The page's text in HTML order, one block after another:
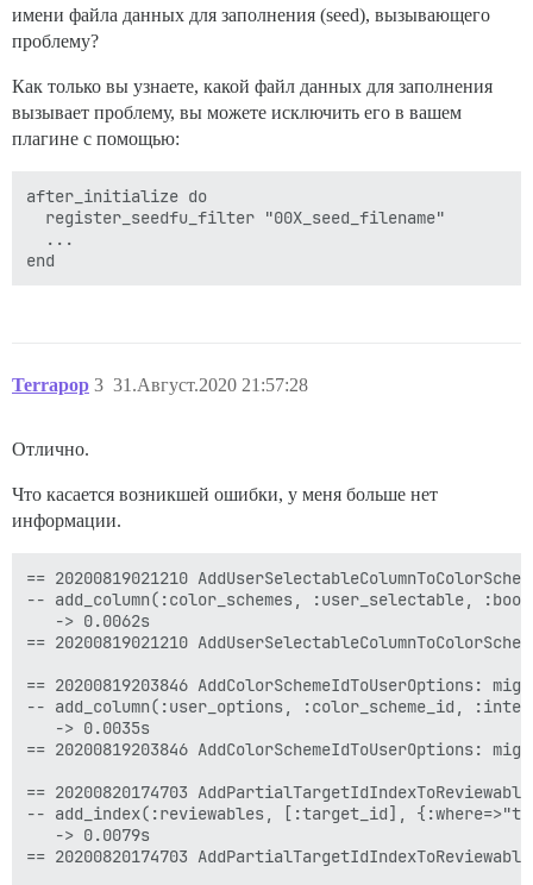
имени файла данных для заполнения (seed), вызывающего
проблему?
Как только вы узнаете, какой файл данных для заполнения
вызывает проблему, вы можете исключить его в вашем
плагине с помощью:
after_initialize do
  register_seedfu_filter "00X_seed_filename"
  ...
Terrapop 31.Август.2020 21:57:28
3
Отлично.
Что касается возникшей ошибки, у меня больше нет
информации.
== 20200819021210
-- add_column(:color_schemes, :user_selectable,
   -> 0.0062s
== 20200819021210
== 20200819203846 AddColorSchemeIdToUserOptions:
-- add_column(:user_options, :color_scheme_id,
   -> 0.0035s
== 20200819203846 AddColorSchemeIdToUserOptions:
== 20200820174703
-- add_index(:reviewables, [:target_id],
   -> 0.0079s
== 20200820174703